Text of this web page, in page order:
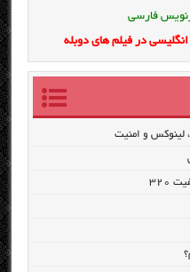
فارسی
در فیلم های دوبله
۳۲۰